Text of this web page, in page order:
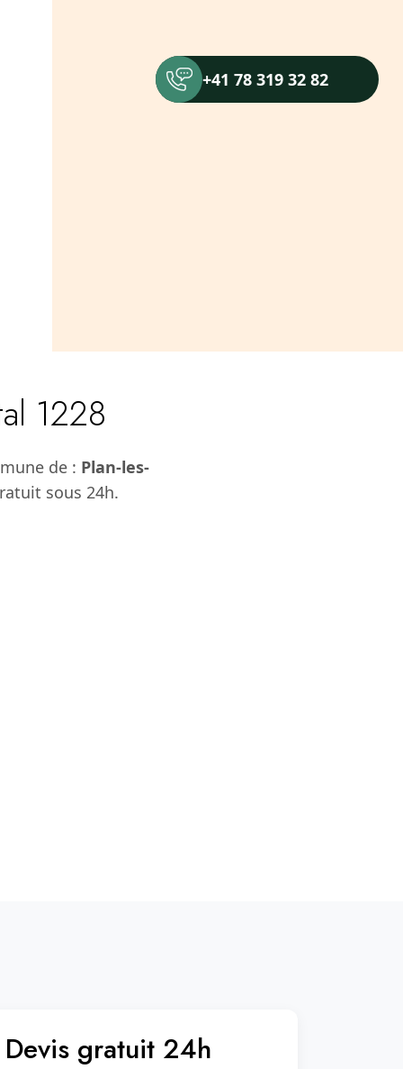
+41 78 319 32 82
1228
de : Plan-les-
sous 24h.
Devis gratuit 24h